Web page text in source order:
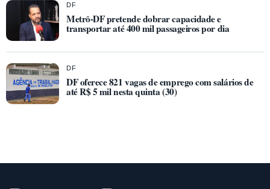
DF
Metrô-DF pretende dobrar capacidade e
transportar até 400 mil passageiros por dia
DF
DF oferece 821 vagas de emprego com salários de
até R$ 5 mil nesta quinta (30)